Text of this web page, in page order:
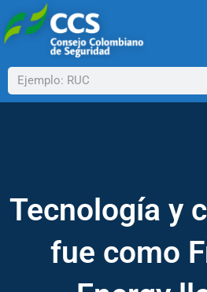
al
contenido
Buscar
Tecnología y
fue como